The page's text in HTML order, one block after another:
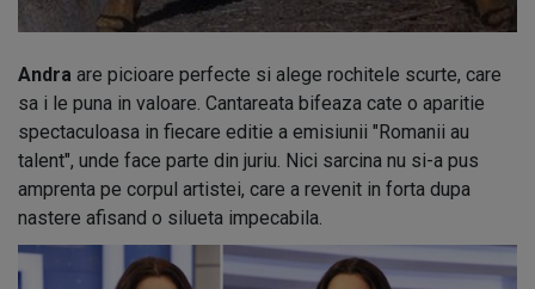
Andra are picioare perfecte si alege rochitele scurte, care
sa i le puna in valoare. Cantareata bifeaza cate o aparitie
spectaculoasa in fiecare editie a emisiunii "Romanii au
talent", unde face parte din juriu. Nici sarcina nu si-a pus
amprenta pe corpul artistei, care a revenit in forta dupa
nastere afisand o silueta impecabila.